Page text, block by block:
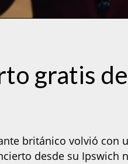
gratis
británico volvió con
desde su Ipswich